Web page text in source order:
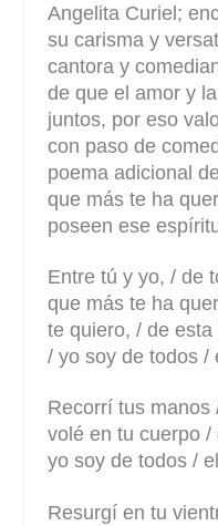
Angelita Curiel;
su carisma y
cantora y
de que el amor y
juntos, por eso
con paso de
poema adicional
que más te ha
poseen ese
Entre tú y yo, / de
que más te ha
te quiero, / de
/ yo soy de todos /
Recorrí tus manos
volé en tu cuerpo
yo soy de todos /
Resurgí en tu